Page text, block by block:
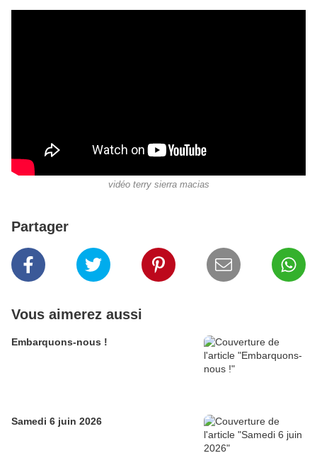
vidéo terry sierra macias
Partager
Vous aimerez aussi
Embarquons-nous !
Samedi 6 juin 2026